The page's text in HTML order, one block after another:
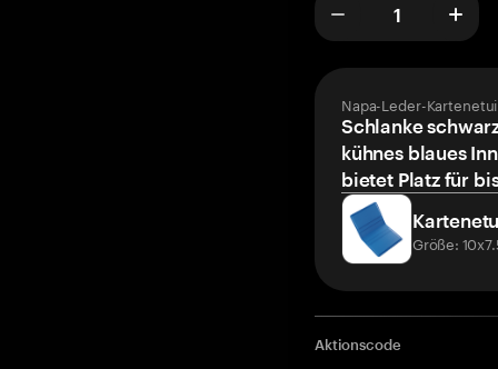
Napa-Leder-
Schlanke
kühnes blaues
bietet Platz für
Größe:
Aktionscode